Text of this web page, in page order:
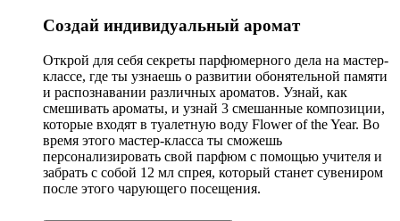
Создай индивидуальный аромат
Открой для себя секреты парфюмерного дела на мастер-
классе, где ты узнаешь о развитии обонятельной памяти
и распознавании различных ароматов. Узнай, как
смешивать ароматы, и узнай 3 смешанные композиции,
которые входят в туалетную воду Flower of the Year. Во
время этого мастер-класса ты сможешь
персонализировать свой парфюм с помощью учителя и
забрать с собой 12 мл спрея, который станет сувениром
после этого чарующего посещения.